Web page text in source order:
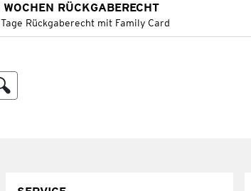
RÜCKGABERECHT
Rückgaberecht mit Family Card